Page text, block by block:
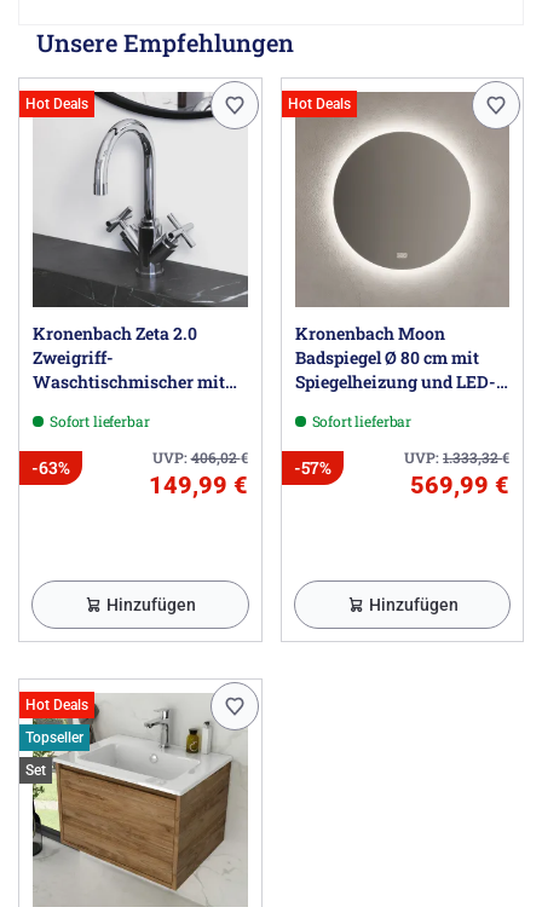
Unsere Empfehlungen
Hot Deals
Kronenbach Zeta 2.0
Zweigriff-
Waschtischmischer mit
Sofort lieferbar
UVP:406,02€
-63%
149,99 €
Hinzufügen
Hot Deals
Kronenbach Moon
Badspiegel Ø 80 cm mit
Spiegelheizung und LED-
Sofort lieferbar
UVP:1.333,32€
-57%
569,99 €
Hinzufügen
Hot Deals
Topseller
Set